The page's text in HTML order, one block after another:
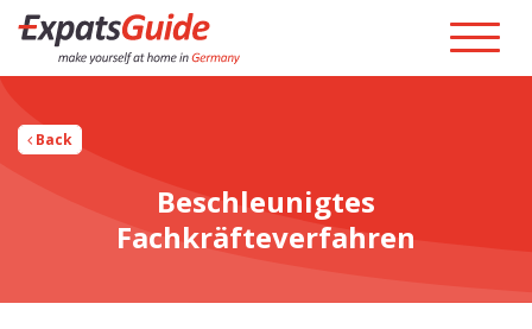
Back
Beschleunigtes
Fachkräfteverfahren